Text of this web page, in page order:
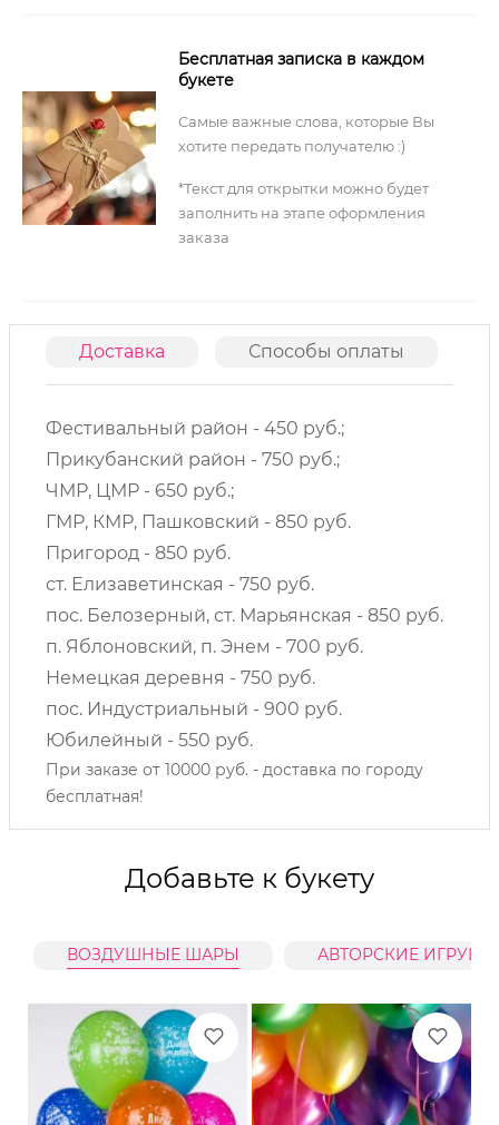
Бесплатная записка в каждом
букете
Самые важные слова, которые Вы
хотите передать получателю :)
*Текст для открытки можно будет
заполнить на этапе оформления
заказа
Доставка Способы оплаты
Фестивальный район - 450 руб.;
Прикубанский район - 750 руб.;
ЧМР, ЦМР - 650 руб.;
ГМР, КМР, Пашковский - 850 руб.
Пригород - 850 руб.
ст. Елизаветинская - 750 руб.
пос. Белозерный, ст. Марьянская - 850 руб.
п. Яблоновский, п. Энем - 700 руб.
Немецкая деревня - 750 руб.
пос. Индустриальный - 900 руб.
Юбилейный - 550 руб.
При заказе от 10000 руб. - доставка по городу
бесплатная!
Добавьте к букету
ВОЗДУШНЫЕ ШАРЫ АВТОРСКИЕ